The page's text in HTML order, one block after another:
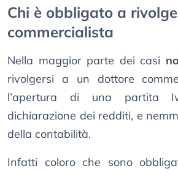
Chi è obbligato a
commercialista
Nella maggior parte dei casi
rivolgersi a un dottore
l’apertura di una partita
dichiarazione dei redditi, e
della contabilità.
Infatti coloro che sono